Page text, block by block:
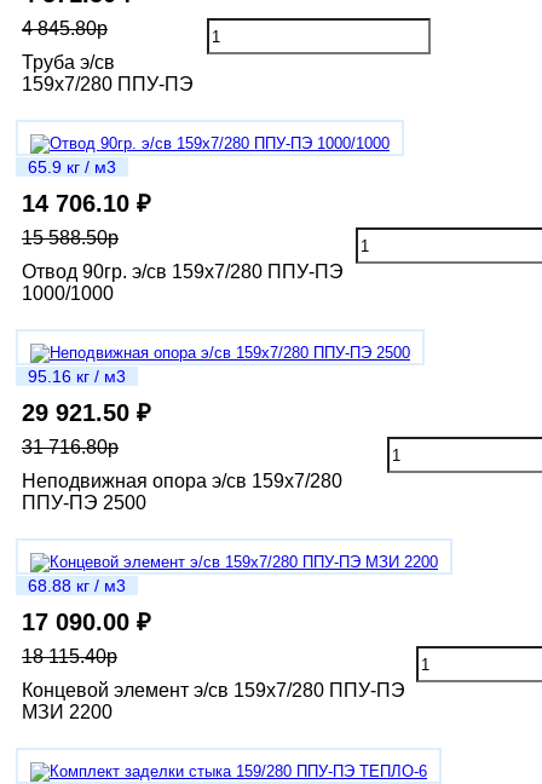
4 845.80р
Труба э/св
159х7/280 ППУ-ПЭ
65.9 кг / м3
14 706.10 ₽
15 588.50р
Отвод 90гр. э/св 159х7/280 ППУ-ПЭ
1000/1000
95.16 кг / м3
29 921.50 ₽
31 716.80р
Неподвижная опора э/св 159х7/280
ППУ-ПЭ 2500
68.88 кг / м3
17 090.00 ₽
18 115.40р
Концевой элемент э/св 159х7/280 ППУ-ПЭ
МЗИ 2200